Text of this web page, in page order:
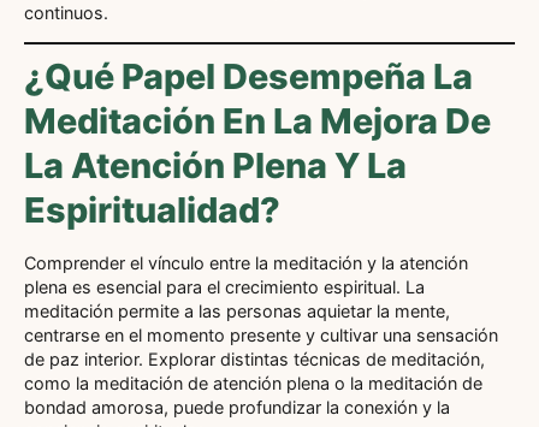
continuos.
¿Qué Papel Desempeña La
Meditación En La Mejora De
La Atención Plena Y La
Espiritualidad?
Comprender el vínculo entre la meditación y la atención
plena es esencial para el crecimiento espiritual. La
meditación permite a las personas aquietar la mente,
centrarse en el momento presente y cultivar una sensación
de paz interior. Explorar distintas técnicas de meditación,
como la meditación de atención plena o la meditación de
bondad amorosa, puede profundizar la conexión y la